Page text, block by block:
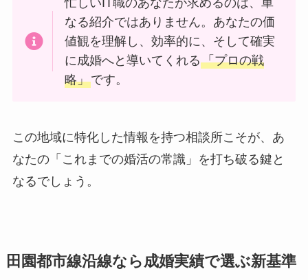
忙しいIT職のあなたが求めるのは、単
なる紹介ではありません。あなたの価
値観を理解し、効率的に、そして確実
に成婚へと導いてくれる「プロの戦
略」です。
この地域に特化した情報を持つ相談所こそが、あ
なたの「これまでの婚活の常識」を打ち破る鍵と
なるでしょう。
田園都市線沿線なら成婚実績で選ぶ新基準